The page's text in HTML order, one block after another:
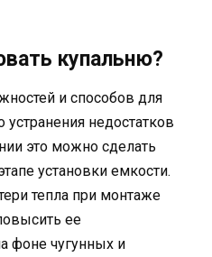
купальню?
и способов для
устранения недостатков
это можно сделать
установки емкости.
тепла при монтаже
ее
фоне чугунных и